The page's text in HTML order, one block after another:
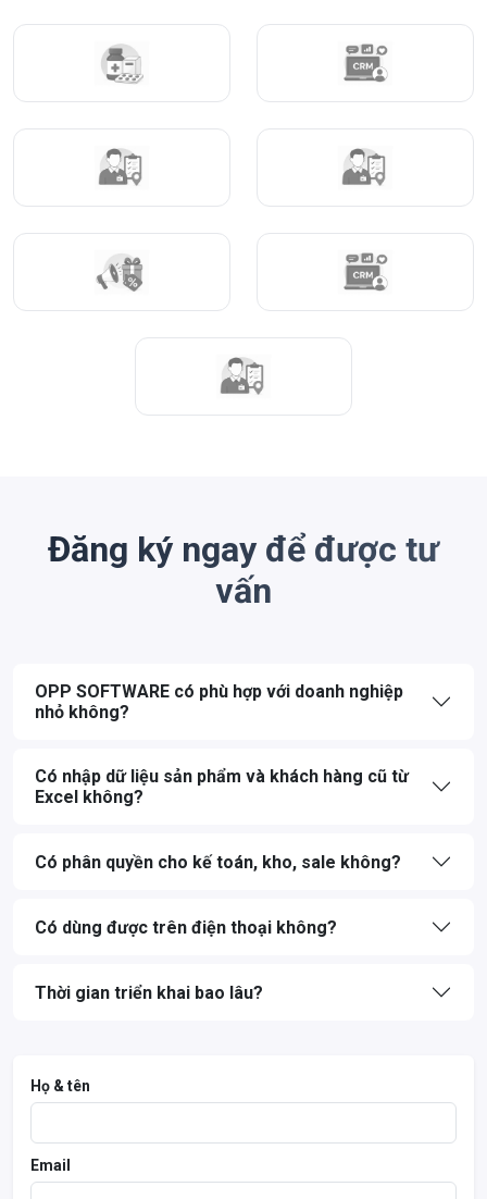
Đăng ký ngay để được tư
vấn
OPP SOFTWARE có phù hợp với doanh nghiệp
nhỏ không?
Có nhập dữ liệu sản phẩm và khách hàng cũ từ
Excel không?
Có phân quyền cho kế toán, kho, sale không?
Có dùng được trên điện thoại không?
Thời gian triển khai bao lâu?
Họ & tên
Email